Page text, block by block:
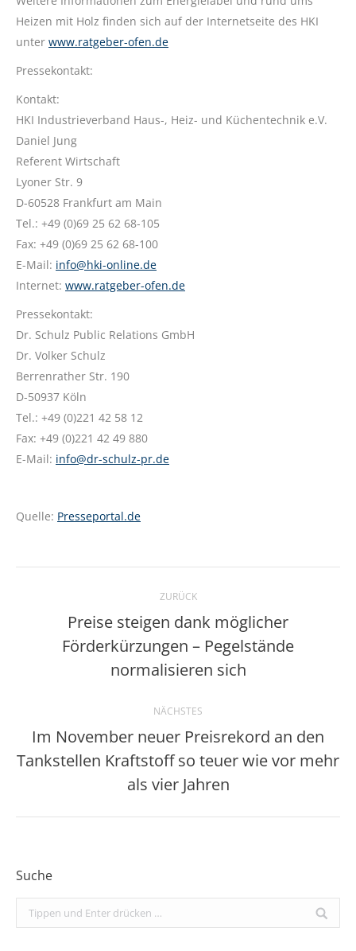
Heizen mit Holz finden sich auf der Internetseite des HKI
unter www.ratgeber-ofen.de
Pressekontakt:
Kontakt:
HKI Industrieverband Haus-, Heiz- und Küchentechnik e.V.
Daniel Jung
Referent Wirtschaft
Lyoner Str. 9
D-60528 Frankfurt am Main
Tel.: +49 (0)69 25 62 68-105
Fax: +49 (0)69 25 62 68-100
E-Mail: info@hki-online.de
Internet: www.ratgeber-ofen.de
Pressekontakt:
Dr. Schulz Public Relations GmbH
Dr. Volker Schulz
Berrenrather Str. 190
D-50937 Köln
Tel.: +49 (0)221 42 58 12
Fax: +49 (0)221 42 49 880
E-Mail: info@dr-schulz-pr.de
Quelle: Presseportal.de
Kommentarnavigation
ZURÜCK
Vorheriger
Beitrag:
Preise steigen dank möglicher
Förderkürzungen – Pegelstände
normalisieren sich
NÄCHSTES
Nächster
Beitrag:
Im November neuer Preisrekord an den
Tankstellen Kraftstoff so teuer wie vor mehr
als vier Jahren
Suche
Search: